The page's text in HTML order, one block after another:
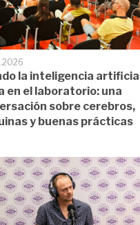
la inteligencia artificial
en el laboratorio: una
sobre cerebros,
y buenas prácticas